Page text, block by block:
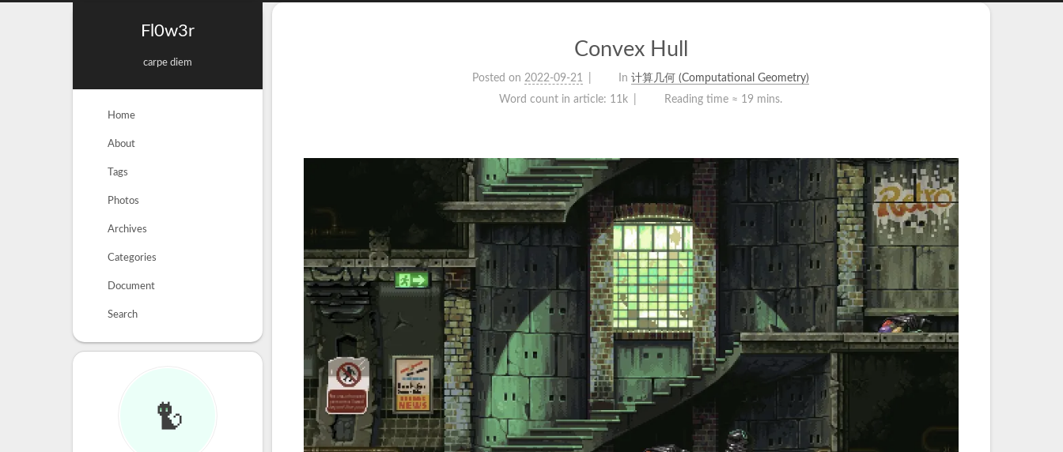
Fl0w3r
carpe diem
Home
About
Tags
Photos
Archives
Categories
Document
Search
Convex Hull
Posted on 2022-09-21 In 计算几何 (Computational Geometry)
Word count in article: 11k Reading time ≈ 19 mins.